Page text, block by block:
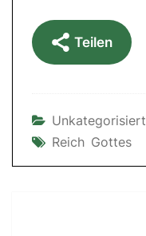
Teilen
Unkategorisiert
Reich Gottes